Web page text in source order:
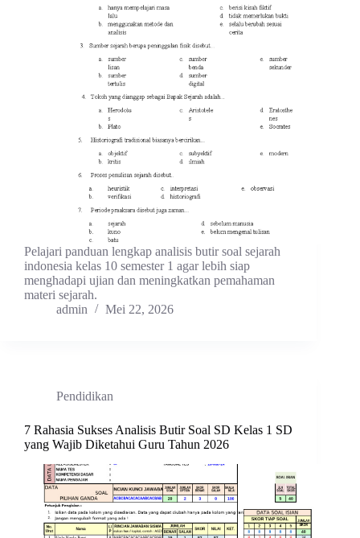
Pelajari panduan lengkap analisis butir soal sejarah
indonesia kelas 10 semester 1 agar lebih siap
menghadapi ujian dan meningkatkan pemahaman
materi sejarah.
admin
Mei 22, 2026
Pendidikan
7 Rahasia Sukses Analisis Butir Soal SD Kelas 1 SD
yang Wajib Diketahui Guru Tahun 2026